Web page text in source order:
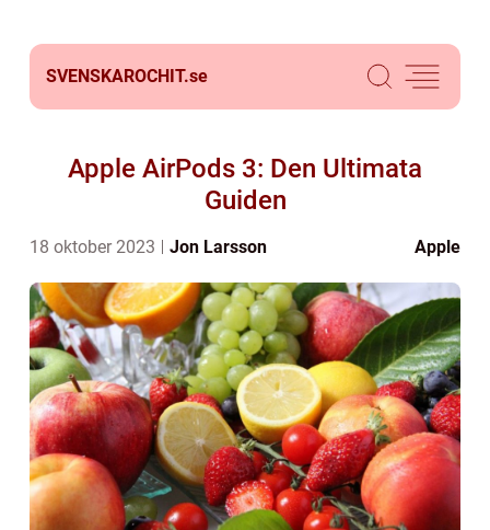
SVENSKAROCHIT.se
Apple AirPods 3: Den Ultimata
Guiden
18 oktober 2023 Jon Larsson Apple